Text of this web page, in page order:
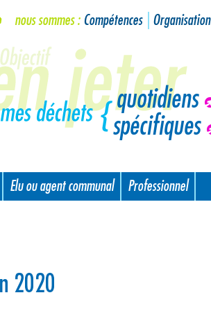
nous sommes : Compétences Organisation
quotidiens
spécifiques
Elu ou agent communal
Professionnel
2020